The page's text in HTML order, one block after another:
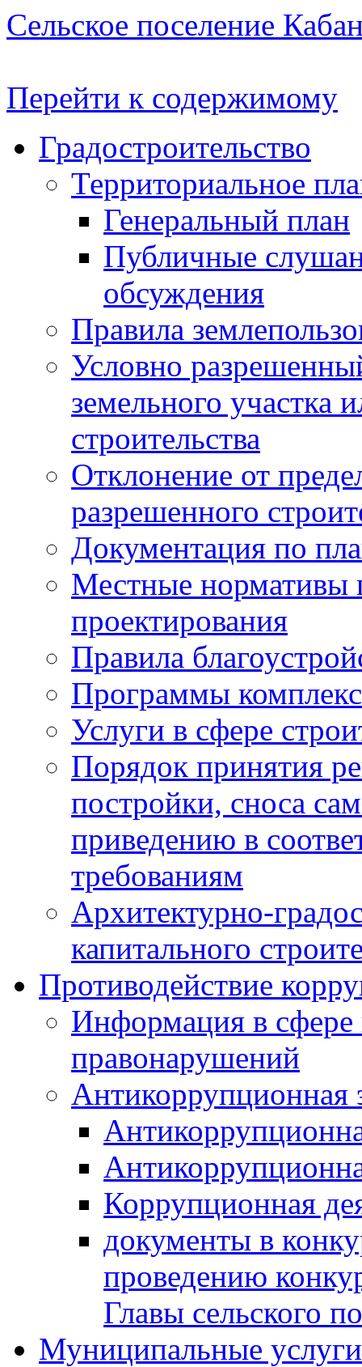
Сельское поселение
Перейти к содержимому
Градостроительство
Территориальное
Генеральный план
Публичные
обсуждения
Правила
Условно
земельного участка
строительства
Отклонение от
разрешенного
Документация по
Местные нормативы
проектирования
Правила
Программы
Услуги в сфере
Порядок принятия
постройки, сноса
приведению в
требованиям
Архитектурно-
капитального
Противодействие
Информация в сфере
правонарушений
Антикоррупционная
Коррупционная
документы в
проведению
Главы сельского
Муниципальные